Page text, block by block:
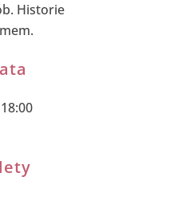
Historie